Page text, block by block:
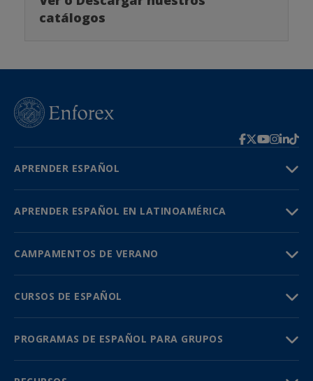
catálogos
APRENDER ESPAÑOL
APRENDER ESPAÑOL EN LATINOAMÉRICA
CAMPAMENTOS DE VERANO
CURSOS DE ESPAÑOL
PROGRAMAS DE ESPAÑOL PARA GRUPOS